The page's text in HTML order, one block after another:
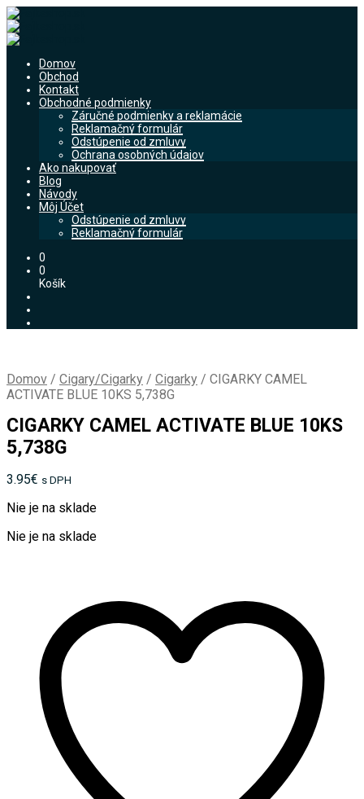
Domov
Obchod
Kontakt
Obchodné podmienky
Záručné podmienky a reklamácie
Reklamačný formulár
Odstúpenie od zmluvy
Ochrana osobných údajov
Ako nakupovať
Blog
Návody
Môj Účet
Odstúpenie od zmluvy
Reklamačný formulár
0
0
Košík
Domov / Cigary/Cigarky / Cigarky / CIGARKY CAMEL
ACTIVATE BLUE 10KS 5,738G
CIGARKY CAMEL ACTIVATE BLUE 10KS
5,738G
3.95€ s DPH
Nie je na sklade
Nie je na sklade